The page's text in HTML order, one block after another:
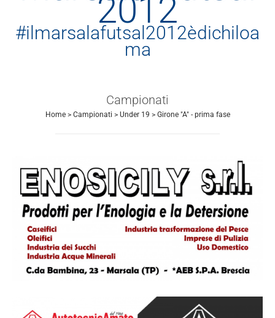
2012
#ilmarsalafutsal2012èdichiloa
ma
Campionati
Home> Campionati > Under 19 > Girone "A" - prima fase